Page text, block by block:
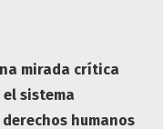
mirada crítica
sistema
humanos